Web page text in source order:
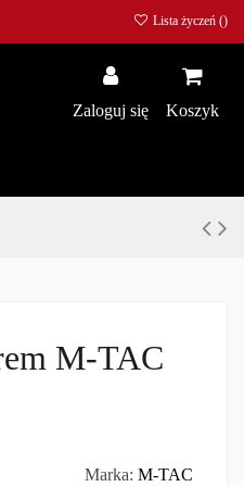
Lista życzeń ()
Zaloguj się Koszyk
M-TAC
Marka: M-TAC